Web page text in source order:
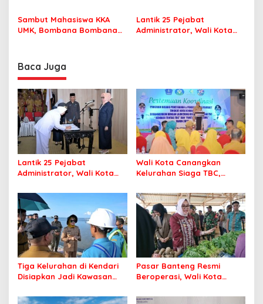
Perlu Lagi ke Kendari
Sekolah dengan Aman
Sambut Mahasiswa KKA
UMK, Bombana Bombana
Lantik 25 Pejabat
Administrator, Wali Kota
Baca Juga
Lantik 25 Pejabat
Administrator, Wali Kota
Berintegritas dan
Profesional Layani
Masyarakat
Wali Kota Canangkan
Kelurahan Siaga TBC,
Bebas Tuberkulosis
Tiga Kelurahan di Kendari
Disiapkan Jadi Kawasan
Pasar Banteng Resmi
Beroperasi, Wali Kota
Ekonomi Baru